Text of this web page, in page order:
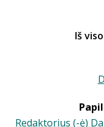
Iš
Redaktorius (-ė)